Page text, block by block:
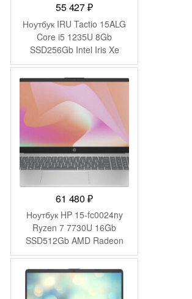
55 427₽
Ноутбук IRU Tactio 15ALG
Core i5 1235U 8Gb
SSD256Gb Intel Iris Xe
graphics 15.6″ IPS FHD
Windows 11 Pro black WiFi
BT Cam (2044618)
61 480₽
Ноутбук HP 15-fc0024ny
Ryzen 7 7730U 16Gb
SSD512Gb AMD Radeon
Graphics 15.6″ IPS FHD
(1920×1080) FreeDOS
silver WiFi BT Cam
(B8AX0EA)